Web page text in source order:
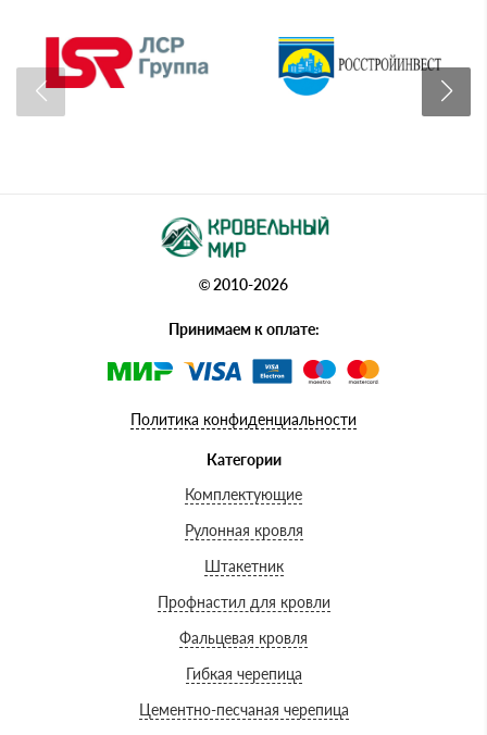
© 2010-2026
Принимаем к оплате:
Политика конфиденциальности
Категории
Комплектующие
Рулонная кровля
Штакетник
Профнастил для кровли
Фальцевая кровля
Гибкая черепица
Цементно-песчаная черепица